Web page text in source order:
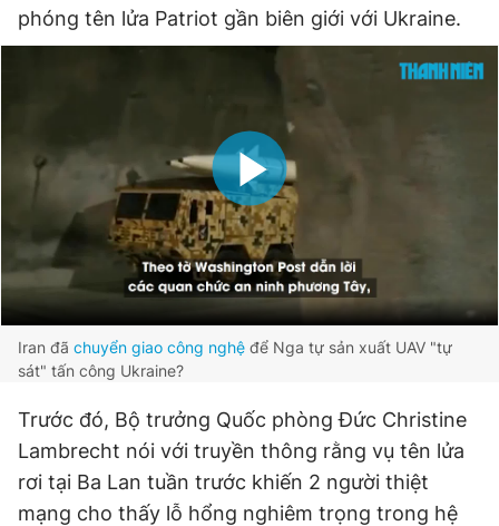
phóng tên lửa Patriot gần biên giới với Ukraine.
Iran đã chuyển giao công nghệ để Nga tự sản xuất UAV "tự
sát" tấn công Ukraine?
Trước đó, Bộ trưởng Quốc phòng Đức Christine
Lambrecht nói với truyền thông rằng vụ tên lửa
rơi tại Ba Lan tuần trước khiến 2 người thiệt
mạng cho thấy lỗ hổng nghiêm trọng trong hệ